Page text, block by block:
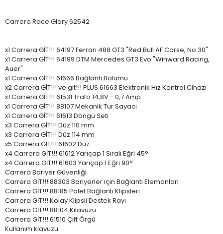
Carrera Race Glory 62542
x1 Carrera GİT!!! 64197 Ferrari 488 GT3 "Red Bull AF Corse, No.30"
x1 Carrera GİT!!! 64199 DTM Mercedes GT3 Evo "Winward Racing,
Auer"
x1 Carrera GİT!!! 61666 Bağlantı Bölümü
x2 Carrera GİT!!! ve git!!! PLUS 61663 Elektronik Hız Kontrol Cihazı
x1 Carrera GİT!!! 61531 Trafo 14,8V - 0,7 Amp
x1 Carrera GİT!!! 88107 Mekanik Tur Sayacı
x1 Carrera GİT!!! 61613 Döngü Seti
x3 Carrera GİT!!! Düz 110 mm
x3 Carrera GİT!!! Düz 114 mm
x5 Carrera GİT!!! 61602 Düz
x4 Carrera GİT!!! 61612 Yarıçap 1 Sıralı Eğri 45°
x4 Carrera GİT!!! 61603 Yarıçap 1 Eğri 90°
Carrera Bariyer Güvenliği
Carrera GİT!!! 88303 Bariyerler için Bağlantı Elemanları
Carrera GİT!!! 88185 Palet Bağlantı Klipsleri
Carrera GİT!!! Kolay Klipsli Destek Rayı
Carrera GİT!!! 88104 Kılavuzu
Carrera GİT!!! 61510 Çift Örgü
Kullanım klavuzu